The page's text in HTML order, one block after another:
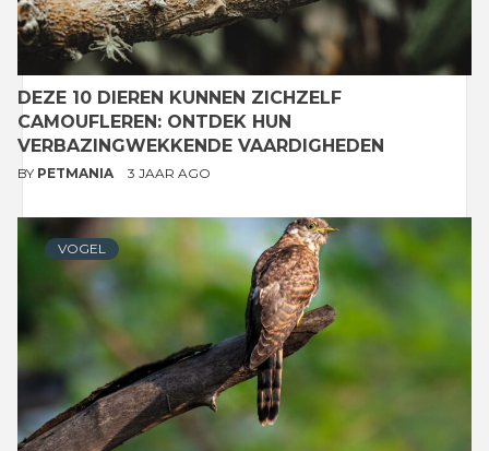
DEZE 10 DIEREN KUNNEN ZICHZELF
CAMOUFLEREN: ONTDEK HUN
VERBAZINGWEKKENDE VAARDIGHEDEN
BY PETMANIA 3 JAAR AGO
VOGEL